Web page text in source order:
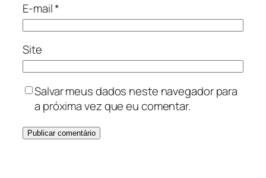
E-mail*
Site
Salvar meus dados neste navegador para
a próxima vez que eu comentar.